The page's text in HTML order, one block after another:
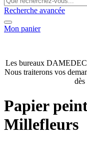
Recherche avancée
Mon panier
Les bureaux
Nous traiterons vos
Papier
Millefleurs